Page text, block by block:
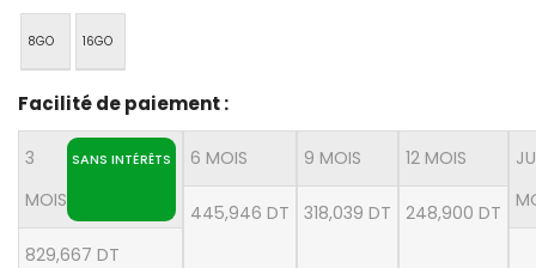
8GO 16GO
Facilité de paiement :
3
MOIS
SANS INTÉRÊTS
829,667 DT
6 MOIS
445,946 DT
9 MOIS
318,039 DT
12 MOIS
248,900 DT